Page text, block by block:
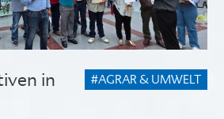
#AGRAR & UMWELT
in